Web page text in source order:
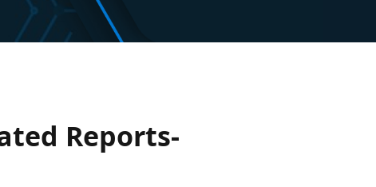
Reports-